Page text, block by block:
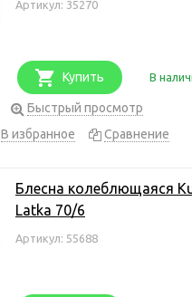
Артикул: 35270
Купить В
Быстрый просмотр
В избранное
Сравнение
Блесна колеблющаяся
Latka 70/6
Артикул: 55688